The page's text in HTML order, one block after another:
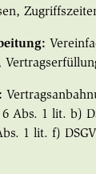
Abs. 1 lit. b)
1 lit. f)